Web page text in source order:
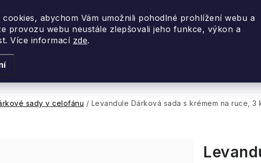
cookies, abychom Vám umožnili pohodlné prohlížení webu a
provozu webu neustále zlepšovali jeho funkce, výkon a
Více informací zde.
sady v celofánu / Levandule Dárková sada s krémem na ruce, 3